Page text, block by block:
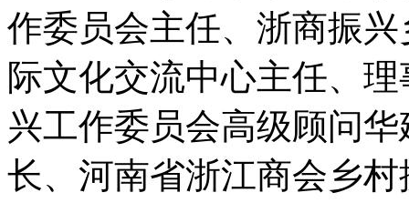
作委员会主任、浙商振
际文化交流中心主任、
兴工作委员会高级顾问
长、河南省浙江商会乡